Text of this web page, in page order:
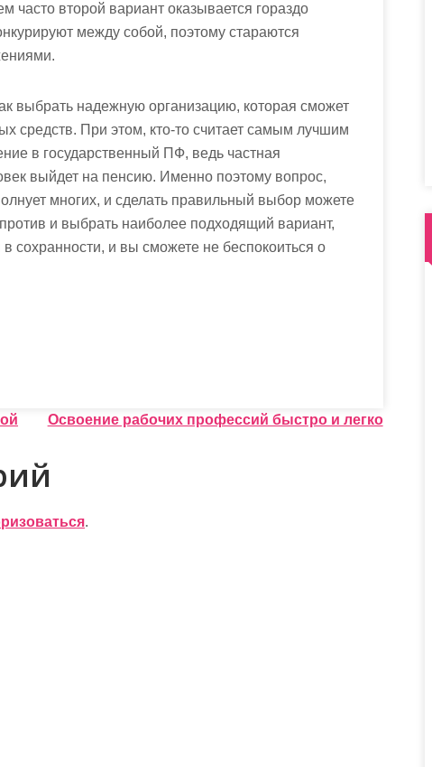
второй вариант оказывается гораздо
между собой, поэтому стараются
выбрать надежную организацию, которая сможет
средств. При этом, кто-то считает самым лучшим
в государственный ПФ, ведь частная
выйдет на пенсию. Именно поэтому вопрос,
многих, и сделать правильный выбор можете
и выбрать наиболее подходящий вариант,
сохранности, и вы сможете не беспокоиться о
Освоение рабочих профессий быстро и легко
.